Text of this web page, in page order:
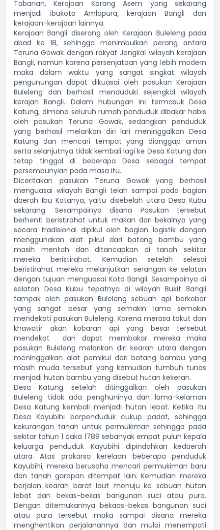
Tabanan, Kerajaan Karang Asem yang sekarang
menjadi ibukota Amlapura, kerajaan Bangli dan
kerajaan-kerajaan lainnya.
Kerajaan Bangli diserang oleh Kerajaan Buleleng pada
abad ke 18, sehingga menimbulkan perang antara
Teruna Gowak dengan rakyat Jengkal wilayah kerajaan
Bangli, namun karena persenjataan yang lebih modern
maka dalam waktu yang sangat singkat wilayah
pengunungan dapat dikuasai oleh pasukan Kerajaan
Buleleng dan berhasil menduduki sejengkal wilayah
kerajan Bangli. Dalam hubungan ini termasuk Desa
Katung, dimana seluruh rumah penduduk dibakar habis
oleh pasukan Teruna Gowak, sedangkan penduduk
yang berhasil melarikan diri lari meninggalkan Desa
Katung dan mencari tempat yang dianggap aman
serta selanjutnya tidak kembali lagi ke Desa Katung dan
tetap tinggal di beberapa Desa sebagai tempat
persembunyian pada masa itu.
Diceritakan pasukan Teruna Gowak yang berhasil
menguasai wilayah Bangli telah sampai pada bagian
daerah Ibu Kotanya, yaitu disebelah utara Desa Kubu
sekarang. Sesampainya disana Pasukan tersebut
berhenti beristirahat untuk makan dari bekalnya yang
secara tradisional dipikul oleh bagian logistik dengan
menggunakan alat pikul dari batang bambu yang
masih mentah dan ditancapkan di tanah sekitar
mereka beristirahat. Kemudian setelah selesai
beristirahat mereka melanjutkan serangan ke selatan
dengan tujuan menguasai Kota Bangli. Sesampainya di
selatan Desa Kubu tepatnya di wilayah Bukit Bangli
tampak oleh pasukan Buleleng sebuah api berkobar
yang sangat besar yang semakin lama semakin
mendekati pasukan Buleleng. Karena merasa takut dan
khawatir akan kobaran api yang besar tersebut
mendekat dan dapat membakar mereka maka
pasukan Buleleng melarikan diri kearah utara dengan
meninggalkan alat pemikul dari batang bambu yang
masih muda tersebut yang kemudian tumbuh tunas
menjadi hutan bambu yang disebut hutan kekeran.
Desa Katung setelah ditinggalkan oleh pasukan
Buleleng tidak ada penghuninya dan lama-kelaman
Desa Katung kembali menjadi hutan lebat. Ketika itu
Desa Kayubihi berpenduduk cukup padat, sehingga
kekurangan tanah untuk permukiman sehingga pada
sekitar tahun 1 caka 1789 sebanyak empat puluh kepala
keluarga penduduk Kayubihi dipindahkan kedaerah
utara. Atas prakarsa kerelaan beberapa penduduk
Kayubihi, mereka berusaha mencari permukiman baru
dan tanah garapan ditempat lain. Kemudian mereka
berjalan kearah barat laut menuju ke sebuah hutan
lebat dan bekas-bekas bangunan suci atau pura.
Dengan ditemukannya bekaas-bekas bangunan suci
atau pura tersebut maka sampai disana mereka
menghentikan perjalanannya dan mulai menempati